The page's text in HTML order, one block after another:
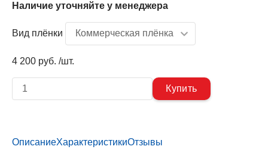
Наличие уточняйте у менеджера
Вид плёнки
4 200 руб. /шт.
ОписаниеХарактеристикиОтзывы